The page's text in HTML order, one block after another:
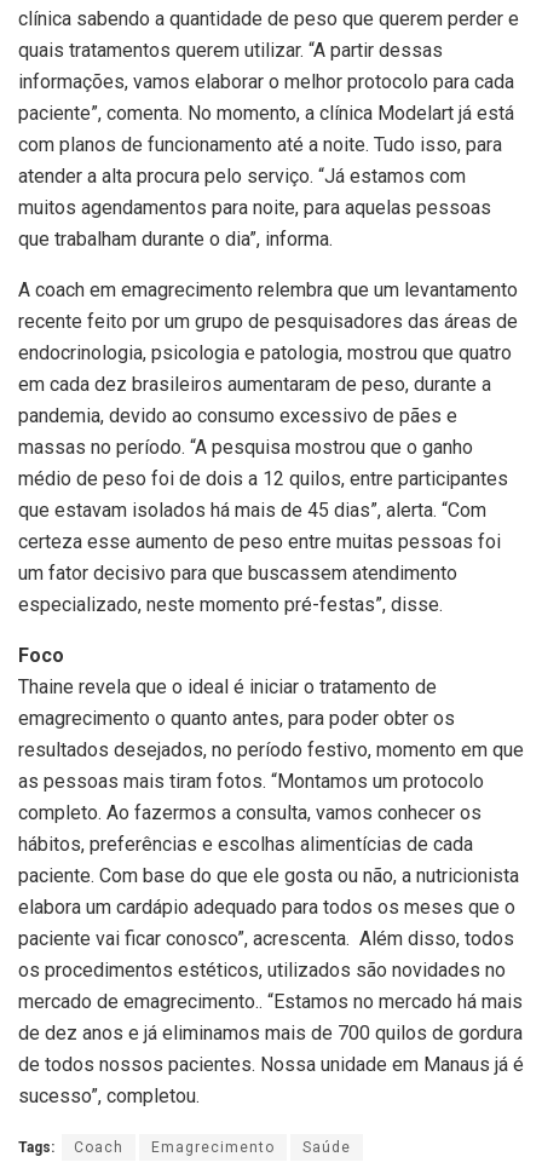
clínica sabendo a quantidade de peso que querem perder e
quais tratamentos querem utilizar. “A partir dessas
informações, vamos elaborar o melhor protocolo para cada
paciente”, comenta. No momento, a clínica Modelart já está
com planos de funcionamento até a noite. Tudo isso, para
atender a alta procura pelo serviço. “Já estamos com
muitos agendamentos para noite, para aquelas pessoas
que trabalham durante o dia”, informa.
A coach em emagrecimento relembra que um levantamento
recente feito por um grupo de pesquisadores das áreas de
endocrinologia, psicologia e patologia, mostrou que quatro
em cada dez brasileiros aumentaram de peso, durante a
pandemia, devido ao consumo excessivo de pães e
massas no período. “A pesquisa mostrou que o ganho
médio de peso foi de dois a 12 quilos, entre participantes
que estavam isolados há mais de 45 dias”, alerta. “Com
certeza esse aumento de peso entre muitas pessoas foi
um fator decisivo para que buscassem atendimento
especializado, neste momento pré-festas”, disse.
Foco
Thaine revela que o ideal é iniciar o tratamento de
emagrecimento o quanto antes, para poder obter os
resultados desejados, no período festivo, momento em que
as pessoas mais tiram fotos. “Montamos um protocolo
completo. Ao fazermos a consulta, vamos conhecer os
hábitos, preferências e escolhas alimentícias de cada
paciente. Com base do que ele gosta ou não, a nutricionista
elabora um cardápio adequado para todos os meses que o
paciente vai ficar conosco”, acrescenta. Além disso, todos
os procedimentos estéticos, utilizados são novidades no
mercado de emagrecimento.. “Estamos no mercado há mais
de dez anos e já eliminamos mais de 700 quilos de gordura
de todos nossos pacientes. Nossa unidade em Manaus já é
sucesso”, completou.
Tags: Coach Emagrecimento Saúde